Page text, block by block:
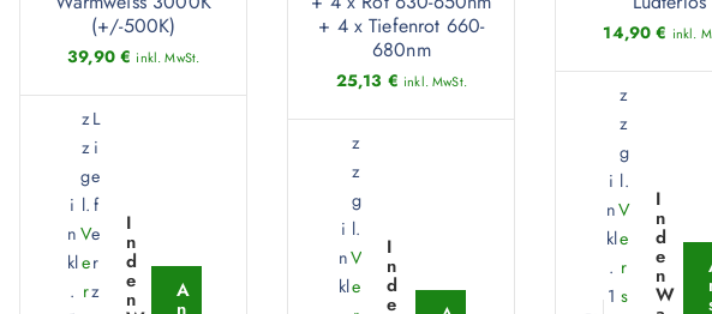
(+/-500K)
39,90€ inkl. MwSt.
i
n
kl
.
z
z
g
l.
V
e
r
L
i
e
f
e
r
z
I
n
d
e
n A
+ 4 x Tiefenrot 660-
680nm
25,13 € inkl. MwSt.
i
n
kl
z
z
g
l.
V
e
I
n
d
e
14,90€ inkl.
i
n
kl
.
1
z
z
g
l.
V
e
r
s
I
n
d
e
n
W